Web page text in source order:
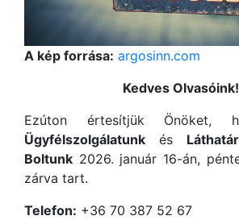
A kép forrása: argosinn.com
Kedves Olvasóink!
Ezúton értesítjük Önöket,
Ügyfélszolgálatunk és
Boltunk 2026. január 16-án,
zárva tart.
Telefon: +36 70 387 52 67